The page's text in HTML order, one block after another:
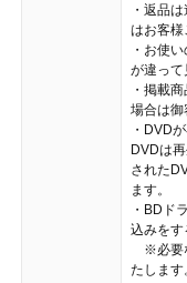
・返品
はお客様
・お使
が違って
・掲載
場合は御
・DVD
DVDは
された
ます。
・BDド
込みをす
※必要
たします